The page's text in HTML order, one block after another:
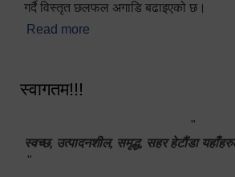
गर्दै विस्तृत छलफल अगाडि बढाइएको छ।
Read more
स्वागतम!!!
"
स्वच्छ, उत्पादनशील, समृद्ध, सहर हेटौंडा
"